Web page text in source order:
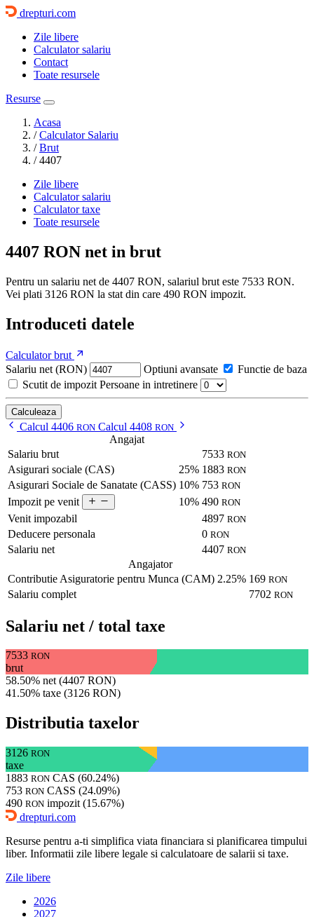
drepturi.com
Zile libere
Calculator salariu
Contact
Toate resursele
Resurse
Acasa
/ Calculator Salariu
/ Brut
/ 4407
Zile libere
Calculator salariu
Calculator taxe
Toate resursele
4407 RON net in brut
Pentru un salariu net de 4407 RON, salariul brut este 7533 RON.
Vei plati 3126 RON la stat din care 490 RON impozit.
Introduceti datele
Calculator brut
Salariu net (RON)
Optiuni avansate
Functie de baza
Scutit de impozit Persoane in intretinere
Calculeaza
Calcul 4406 RON Calcul 4408 RON
Angajat
Salariu brut
7533 RON
Asigurari sociale (CAS) 25% 1883 RON
Asigurari Sociale de Sanatate (CASS) 10% 753 RON
Impozit pe venit 10% 490 RON
Venit impozabil 4897 RON
Deducere personala 0 RON
Salariu net 4407 RON
Angajator
Contributie Asiguratorie pentru Munca (CAM) 2.25% 169 RON
Salariu complet 7702 RON
Salariu net / total taxe
7533 RON
brut
58.50% net (4407 RON)
41.50% taxe (3126 RON)
Distributia taxelor
3126 RON
taxe
1883 RON CAS (60.24%)
753 RON CASS (24.09%)
490 RON impozit (15.67%)
drepturi.com
Resurse pentru a-ti simplifica viata financiara si planificarea timpului
liber. Informatii zile libere legale si calculatoare de salarii si taxe.
Zile libere
2026
2027